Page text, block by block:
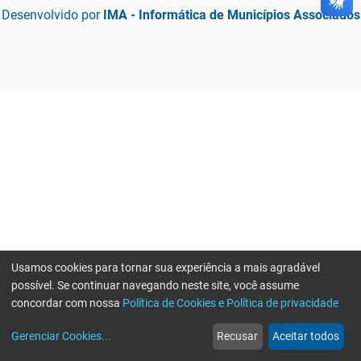
Desenvolvido por IMA - Informática de Municípios Associados
web
Notícias
more_horiz
Mais
Usamos cookies para tornar sua experiência a mais agradável
possível. Se continuar navegando neste site, você assume
concordar com nossa Política de Cookies e Política de privacidade
Gerenciar Cookies... Recusar Aceitar todos